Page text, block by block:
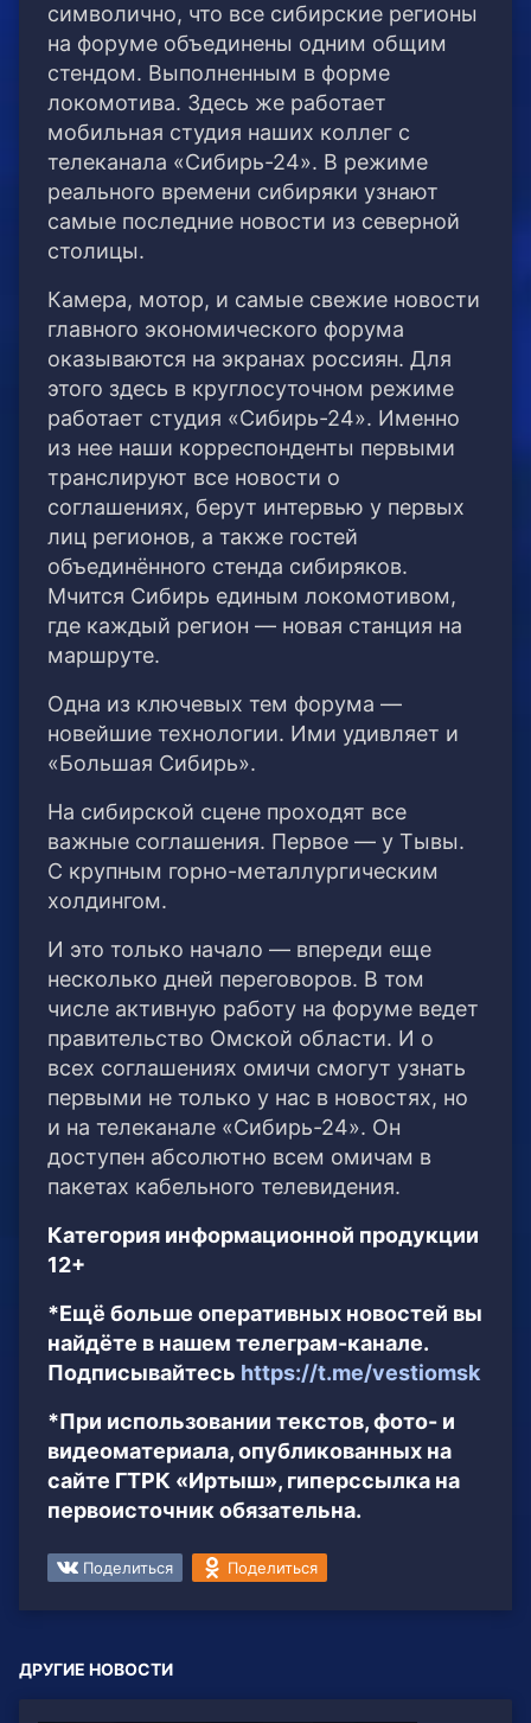
символично, что все сибирские регионы
на форуме объединены одним общим
стендом. Выполненным в форме
локомотива. Здесь же работает
мобильная студия наших коллег с
телеканала «Сибирь-24». В режиме
реального времени сибиряки узнают
самые последние новости из северной
столицы.
Камера, мотор, и самые свежие новости
главного экономического форума
оказываются на экранах россиян. Для
этого здесь в круглосуточном режиме
работает студия «Сибирь-24». Именно
из нее наши корреспонденты первыми
транслируют все новости о
соглашениях, берут интервью у первых
лиц регионов, а также гостей
объединённого стенда сибиряков.
Мчится Сибирь единым локомотивом,
где каждый регион — новая станция на
маршруте.
Одна из ключевых тем форума —
новейшие технологии. Ими удивляет и
«Большая Сибирь».
На сибирской сцене проходят все
важные соглашения. Первое — у Тывы.
С крупным горно-металлургическим
холдингом.
И это только начало — впереди еще
несколько дней переговоров. В том
числе активную работу на форуме ведет
правительство Омской области. И о
всех соглашениях омичи смогут узнать
первыми не только у нас в новостях, но
и на телеканале «Сибирь-24». Он
доступен абсолютно всем омичам в
пакетах кабельного телевидения.
Категория информационной продукции
12+
*Ещё больше оперативных новостей вы
найдёте в нашем телеграм-канале.
Подписывайтесь https://t.me/vestiomsk
*При использовании текстов, фото- и
видеоматериала, опубликованных на
сайте ГТРК «Иртыш», гиперссылка на
первоисточник обязательна.
Поделиться Поделиться
ДРУГИЕ НОВОСТИ